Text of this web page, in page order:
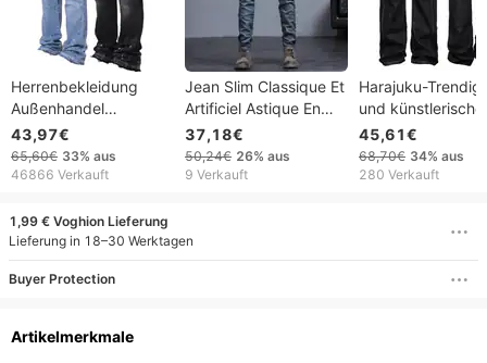
Herrenbekleidung
Außenhandel
Amerikanischer Retro-
RO-Stil Kordelzug
Reißverschluss
Gewaschen Distressed
Lose Weites Bein
Wisch-Arbeitskleidung
Jeans für Männer
43,97€
65,60€ 33% aus
46866 Verkauft
Jean Slim Classique Et
Artificiel Astique En
Denim Pour Homme,
Vêtement De Couleur
Unie, Vintage, Bleu, À
Hiver
37,18€
50,24€ 26% aus
9 Verkauft
Harajuku-
und
neuer Stil,
lässig, modisch
elegant,
45,61€
68,70€ 34% aus
280 Verkauft
1,99 € Voghion Lieferung
Lieferung in 18–30 Werktagen
Buyer Protection
Artikelmerkmale